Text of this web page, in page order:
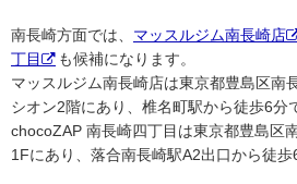
南長崎方面では、 マッスルジム南長崎店
丁目
も候補になります。
マッスルジム南長崎店は東京都豊島区南
シオン2階にあり、椎名町駅から徒歩6分
chocoZAP 南長崎四丁目は東京都豊島区
1Fにあり、落合南長崎駅A2出口から徒歩